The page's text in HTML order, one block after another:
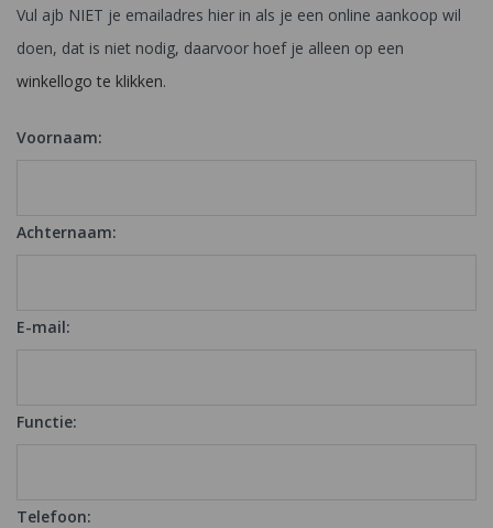
Vul ajb NIET je emailadres hier in als je een online aankoop wil
doen, dat is niet nodig, daarvoor hoef je alleen op een
winkellogo te klikken.
Voornaam:
Achternaam:
E-mail:
Functie:
Telefoon: